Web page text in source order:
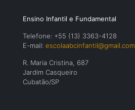
Ensino Infantil e Fundamental
Telefone: +55 (13) 3363-4128
E-mail: escolaabcinfantil@gmail.com
R. Maria Cristina, 687
Jardim Casqueiro
Cubatão/SP